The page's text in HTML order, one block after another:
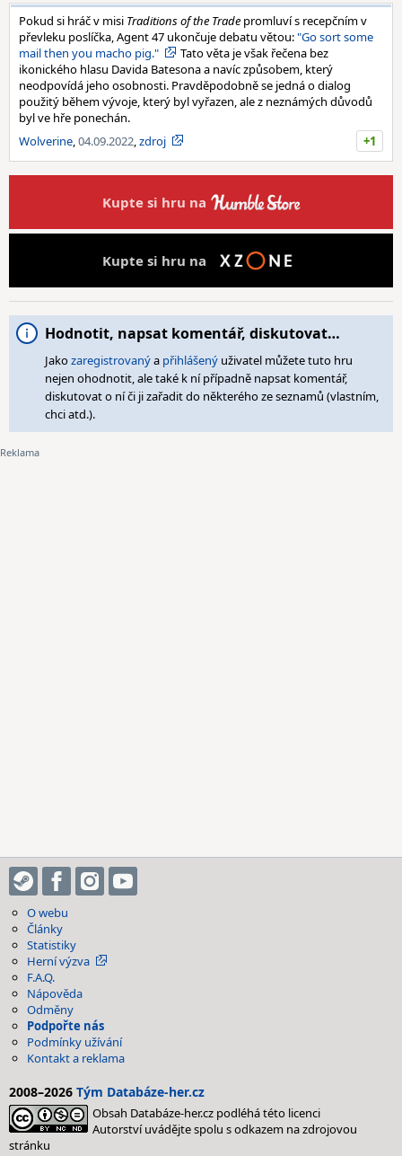
Pokud si hráč v misi Traditions of the Trade promluví s recepčním v
převleku poslíčka, Agent 47 ukončuje debatu větou:"Go sort some
mail then you macho pig."
Tato věta je však řečena bez
ikonického hlasu Davida Batesona a navíc způsobem, který
neodpovídá jeho osobnosti. Pravděpodobně se jedná o dialog
použitý během vývoje, který byl vyřazen, ale z neznámých důvodů
byl ve hře ponechán.
Wolverine,04.09.2022,zdroj +1
Kupte si hru na
Kupte si hru na
Hodnotit, napsat komentář, diskutovat…
Jakozaregistrovanýa přihlášený uživatel můžete tuto hru
nejen ohodnotit, ale také k ní případně napsat komentář,
diskutovat o ní či ji zařadit do některého ze seznamů (vlastním,
chci atd.).
O webu
Články
Statistiky
Herní výzva
F.A.Q.
Nápověda
Odměny
Podpořte nás
Podmínky užívání
Kontakt a reklama
2008–2026 Tým Databáze-her.cz
Obsah Databáze-her.cz podléhá této licenci
Autorství uvádějte spolu s odkazem na zdrojovou
stránku